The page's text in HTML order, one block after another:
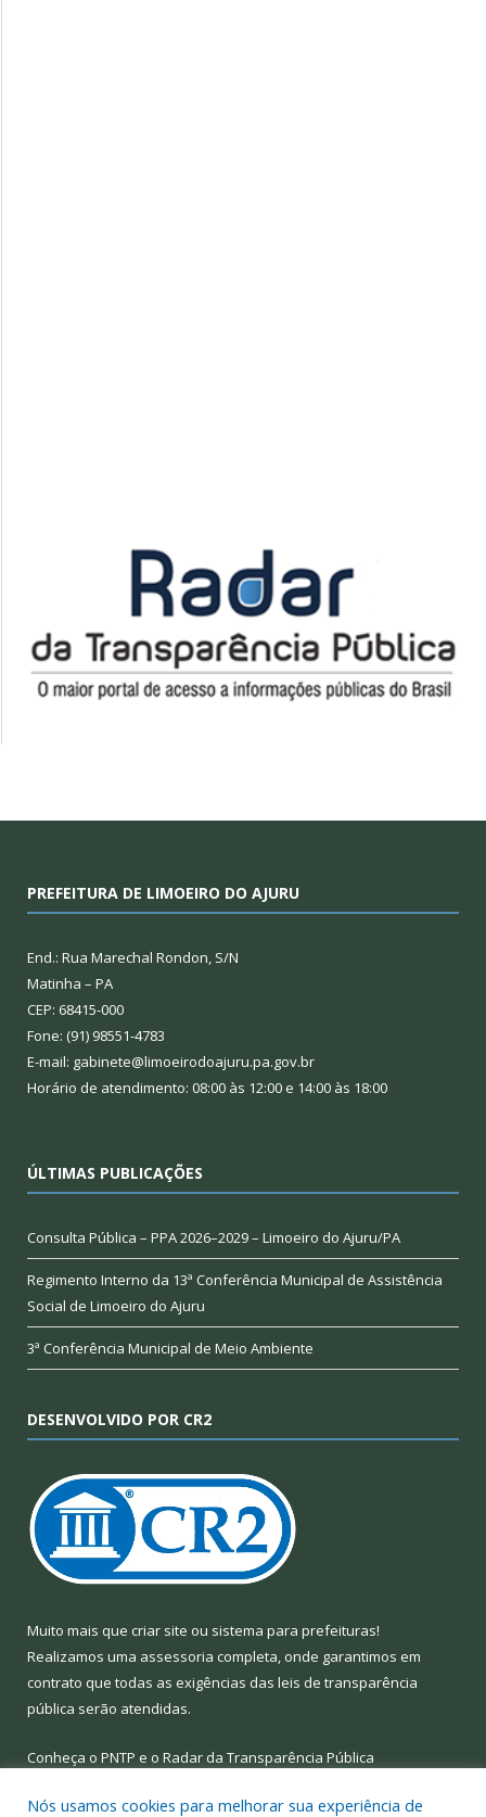
PREFEITURA DE LIMOEIRO DO AJURU
End.: Rua Marechal Rondon, S/N
Matinha – PA
CEP: 68415-000
Fone: (91) 98551-4783
E-mail: gabinete@limoeirodoajuru.pa.gov.br
Horário de atendimento: 08:00 às 12:00 e 14:00 às 18:00
ÚLTIMAS PUBLICAÇÕES
Consulta Pública – PPA 2026–2029 – Limoeiro do Ajuru/PA
Regimento Interno da 13ª Conferência Municipal de Assistência
Social de Limoeiro do Ajuru
3ª Conferência Municipal de Meio Ambiente
DESENVOLVIDO POR CR2
Muito mais que criar site ou sistema para prefeituras!
Realizamos uma assessoria completa, onde garantimos em
contrato que todas as exigências das leis de transparência
pública serão atendidas.
Conheça o PNTP e o Radar da Transparência Pública
Nós usamos cookies para melhorar sua experiência de